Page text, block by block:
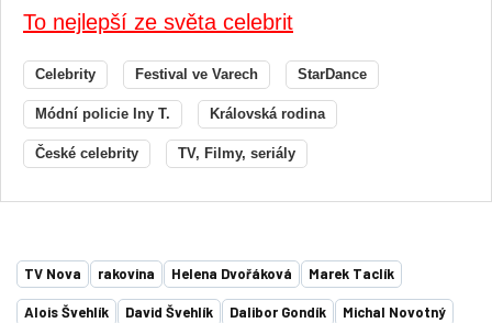
To nejlepší ze světa celebrit
Celebrity Festival ve Varech StarDance
Módní policie Iny T. Královská rodina
České celebrity TV, Filmy, seriály
TV Nova rakovina Helena Dvořáková Marek Taclík
Alois Švehlík David Švehlík Dalibor Gondík Michal Novotný